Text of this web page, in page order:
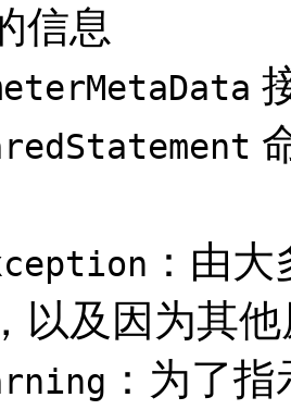
信息
：由
以及因为其
：为了